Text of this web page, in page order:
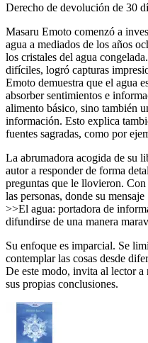
Derecho de devolución de 30
Masaru Emoto comenzó a
agua a mediados de los años
los cristales del agua
difíciles, logró capturas
Emoto demuestra que el agua
absorber sentimientos e
alimento básico, sino también
información. Esto explica
fuentes sagradas, como por
La abrumadora acogida de su
autor a responder de forma
preguntas que le llovieron.
las personas, donde su mensaje
>>El agua: portadora de
difundirse de una manera
Su enfoque es imparcial. Se
contemplar las cosas desde
De este modo, invita al lector
sus propias conclusiones.